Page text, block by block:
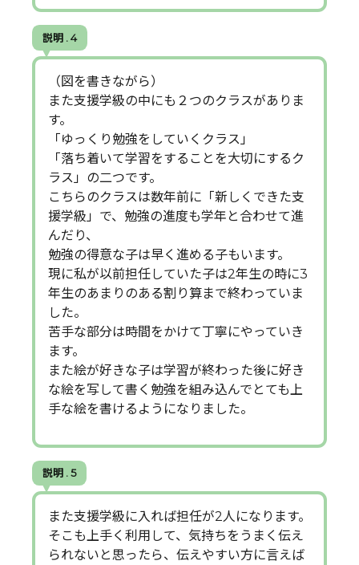
説明 . 4
（図を書きながら）
また支援学級の中にも２つのクラスがありま
す。
「ゆっくり勉強をしていくクラス」
「落ち着いて学習をすることを大切にするク
ラス」の二つです。
こちらのクラスは数年前に「新しくできた支
援学級」で、勉強の進度も学年と合わせて進
んだり、
勉強の得意な子は早く進める子もいます。
現に私が以前担任していた子は2年生の時に3
年生のあまりのある割り算まで終わっていま
した。
苦手な部分は時間をかけて丁寧にやっていき
ます。
また絵が好きな子は学習が終わった後に好き
な絵を写して書く勉強を組み込んでとても上
手な絵を書けるようになりました。
説明 . 5
また支援学級に入れば担任が2人になります。
そこも上手く利用して、気持ちをうまく伝え
られないと思ったら、伝えやすい方に言えば